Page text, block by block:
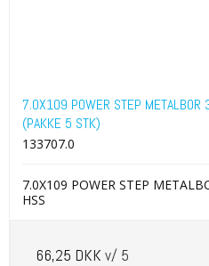
7.0X109 POWER STEP METALBOR
(PAKKE 5 STK)
133707.0
7.0X109 POWER STEP
HSS
66,25 DKK v/ 5